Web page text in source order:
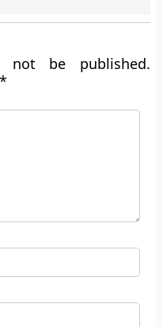
not be published.
*